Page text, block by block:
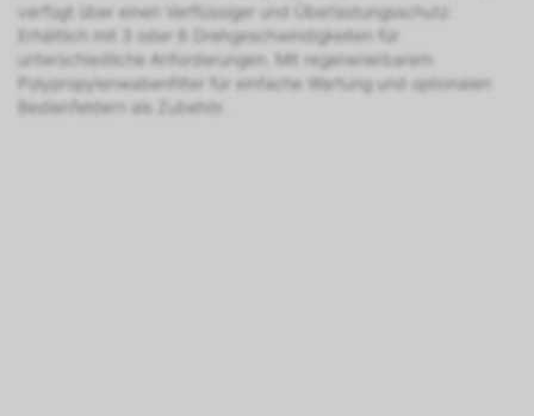
verfügt über einen Verflüssiger und Überlastungsschutz.
Erhältlich mit 3 oder 6 Drehgeschwindigkeiten für
unterschiedliche Anforderungen. Mit regenerierbarem
Polypropylenwabenfilter für einfache Wartung und optionalen
Bedienfeldern als Zubehör.